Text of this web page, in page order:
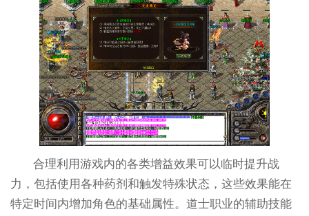
合理利用游戏内的各类增益效果可以临时提升战
力，包括使用各种药剂和触发特殊状态，这些效果能在
特定时间内增加角色的基础属性。道士职业的辅助技能